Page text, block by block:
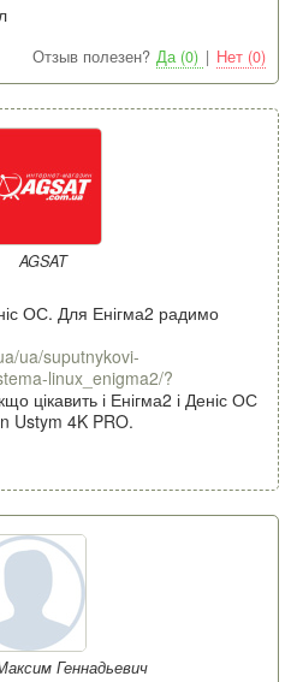
Отзыв полезен? Да (0) | Нет (0)
AGSAT
ОС. Для Енігма2 радимо
ua/suputnykovi-
linux_enigma2/?
цікавить і Енігма2 і Деніс ОС
Ustym 4K PRO.
Геннадьевич